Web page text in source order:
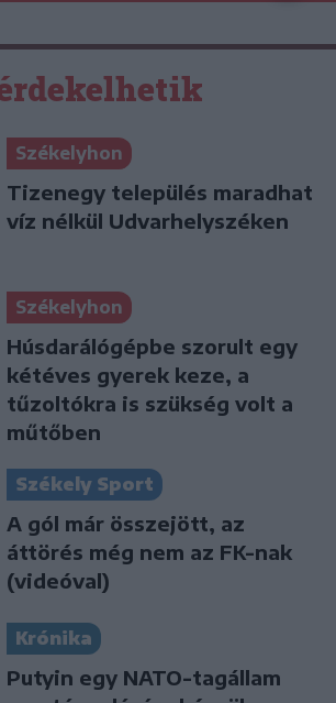
Székelyhon
Tizenegy település maradhat
víz nélkül Udvarhelyszéken
Székelyhon
Húsdarálógépbe szorult egy
kétéves gyerek keze, a
tűzoltókra is szükség volt a
műtőben
Székely Sport
A gól már összejött, az
áttörés még nem az FK-nak
(videóval)
Krónika
Putyin egy NATO-tagállam